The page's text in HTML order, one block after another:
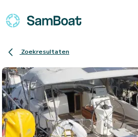
Zoekresultaten